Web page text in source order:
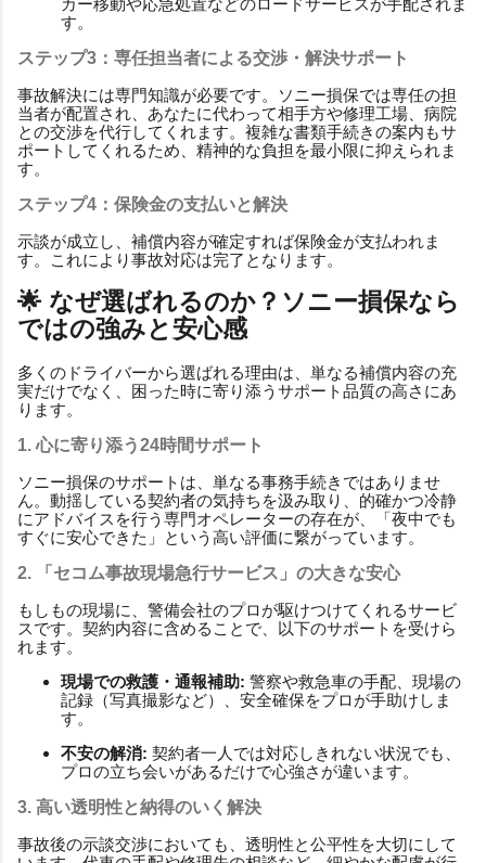
す。
ステップ3：専任担当者による交渉・解決サポート
事故解決には専門知識が必要です。ソニー損保では専任の担
当者が配置され、あなたに代わって相手方や修理工場、病院
との交渉を代行してくれます。複雑な書類手続きの案内もサ
ポートしてくれるため、精神的な負担を最小限に抑えられま
す。
ステップ4：保険金の支払いと解決
示談が成立し、補償内容が確定すれば保険金が支払われま
す。これにより事故対応は完了となります。
🌟 なぜ選ばれるのか？ソニー損保なら
ではの強みと安心感
多くのドライバーから選ばれる理由は、単なる補償内容の充
実だけでなく、困った時に寄り添うサポート品質の高さにあ
ります。
1. 心に寄り添う24時間サポート
ソニー損保のサポートは、単なる事務手続きではありませ
ん。動揺している契約者の気持ちを汲み取り、的確かつ冷静
にアドバイスを行う専門オペレーターの存在が、「夜中でも
すぐに安心できた」という高い評価に繋がっています。
2. 「セコム事故現場急行サービス」の大きな安心
もしもの現場に、警備会社のプロが駆けつけてくれるサービ
スです。契約内容に含めることで、以下のサポートを受けら
れます。
現場での救護・通報補助: 警察や救急車の手配、現場の
記録（写真撮影など）、安全確保をプロが手助けしま
す。
不安の解消: 契約者一人では対応しきれない状況でも、
プロの立ち会いがあるだけで心強さが違います。
3. 高い透明性と納得のいく解決
事故後の示談交渉においても、透明性と公平性を大切にして